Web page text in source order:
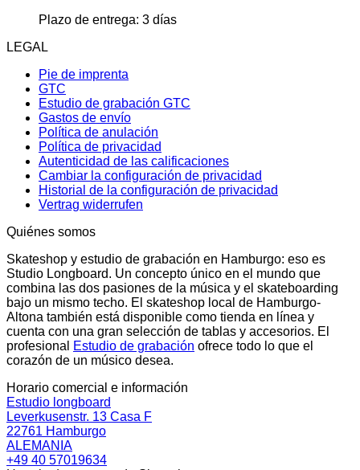
Plazo de entrega: 3 días
LEGAL
Pie de imprenta
GTC
Estudio de grabación GTC
Gastos de envío
Política de anulación
Política de privacidad
Autenticidad de las calificaciones
Cambiar la configuración de privacidad
Historial de la configuración de privacidad
Vertrag widerrufen
Quiénes somos
Skateshop y estudio de grabación en Hamburgo: eso es
Studio Longboard. Un concepto único en el mundo que
combina las dos pasiones de la música y el skateboarding
bajo un mismo techo. El skateshop local de Hamburgo-
Altona también está disponible como tienda en línea y
cuenta con una gran selección de tablas y accesorios. El
profesional
Estudio de grabación ofrece todo lo que el
corazón de un músico desea.
Horario comercial e información
Estudio longboard
Leverkusenstr. 13 Casa F
22761 Hamburgo
ALEMANIA
+49 40 57019634